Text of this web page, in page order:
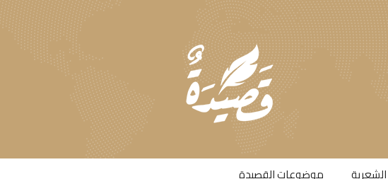
موضوعات القصيدة​